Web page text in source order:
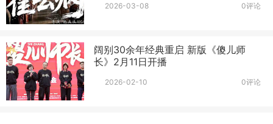
0评论
2026-03-08
阔别30余年经典重启 新版《傻儿师
长》2月11日开播
0评论
2026-02-10